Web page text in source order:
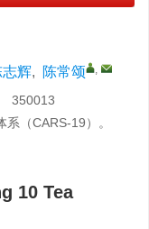
志辉, 陈常颂 ,
350013
系（CARS-19）。
10 Tea